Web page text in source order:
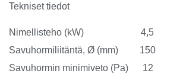
Tekniset tiedot
Nimellisteho (kW) 4,5
Savuhormiliitäntä, Ø (mm) 150
Savuhormin minimiveto (Pa) 12